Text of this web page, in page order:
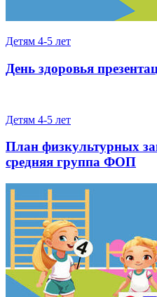
Детям 4-5 лет
День здоровья
Детям 4-5 лет
План физкультурных
средняя группа ФОП